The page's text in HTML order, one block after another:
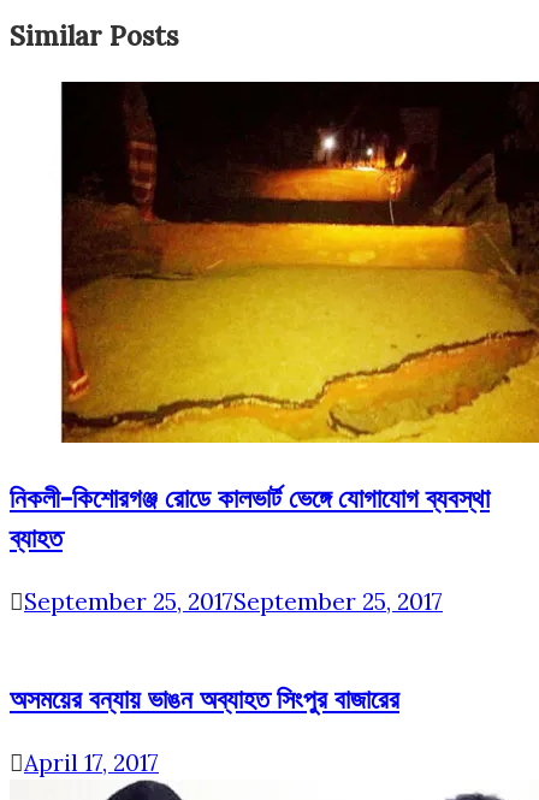
Similar Posts
নিকলী-কিশোরগঞ্জ রোডে কালভার্ট ভেঙ্গে যোগাযোগ ব্যবস্থা
ব্যাহত
September 25, 2017September 25, 2017
অসময়ের বন্যায় ভাঙন অব্যাহত সিংপুর বাজারের
April 17, 2017